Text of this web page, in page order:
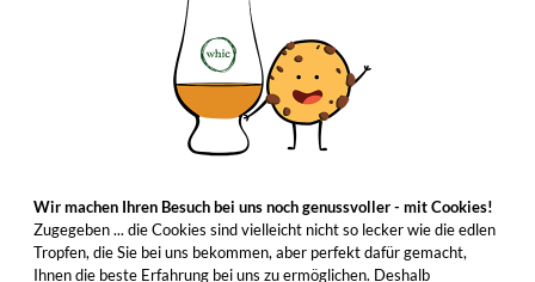
Wir machen Ihren Besuch bei uns noch genussvoller - mit Cookies!
Zugegeben ... die Cookies sind vielleicht nicht so lecker wie die edlen
Tropfen, die Sie bei uns bekommen, aber perfekt dafür gemacht,
Ihnen die beste Erfahrung bei uns zu ermöglichen. Deshalb